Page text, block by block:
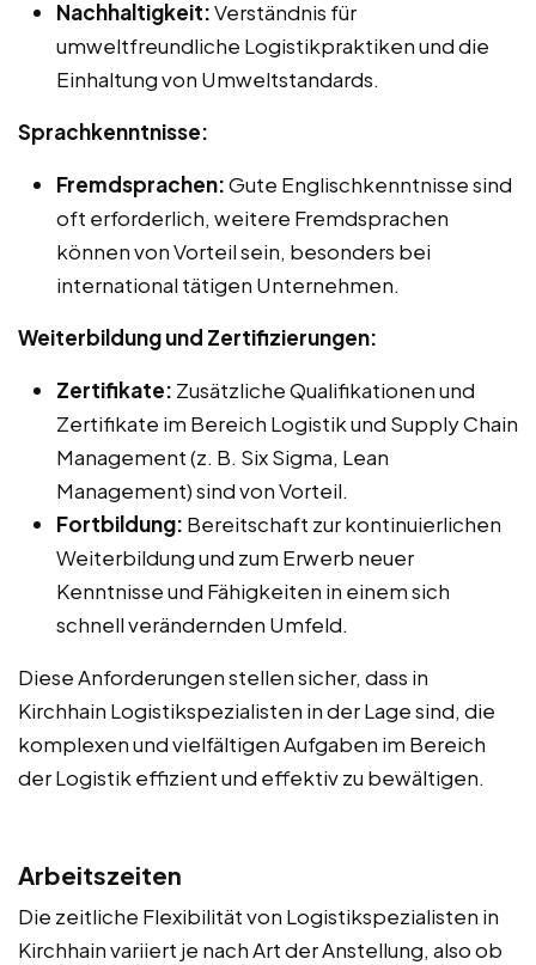
Nachhaltigkeit:Verständnis für
umweltfreundliche Logistikpraktiken und die
Einhaltung von Umweltstandards.
Sprachkenntnisse:
Fremdsprachen:Gute Englischkenntnisse sind
oft erforderlich, weitere Fremdsprachen
können von Vorteil sein, besonders bei
international tätigen Unternehmen.
Weiterbildung und Zertifizierungen:
Zertifikate: Zusätzliche Qualifikationen und
Zertifikate im Bereich Logistik und Supply Chain
Management (z. B. Six Sigma, Lean
Management) sind von Vorteil.
Fortbildung: Bereitschaft zur kontinuierlichen
Weiterbildung und zum Erwerb neuer
Kenntnisse und Fähigkeiten in einem sich
schnell verändernden Umfeld.
Diese Anforderungen stellen sicher, dass in
Kirchhain Logistikspezialisten in der Lage sind, die
komplexen und vielfältigen Aufgaben im Bereich
der Logistik effizient und effektiv zu bewältigen.
Arbeitszeiten
Die zeitliche Flexibilität von Logistikspezialisten in
Kirchhain variiert je nach Art der Anstellung, also ob